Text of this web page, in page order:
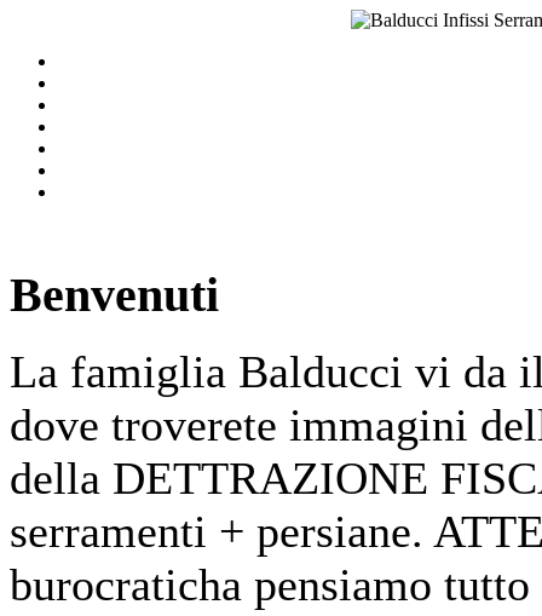
Benvenuti
La famiglia Balducci vi da
dove troverete immagini
della DETTRAZIONE
serramenti + persiane.
burocraticha pensiamo